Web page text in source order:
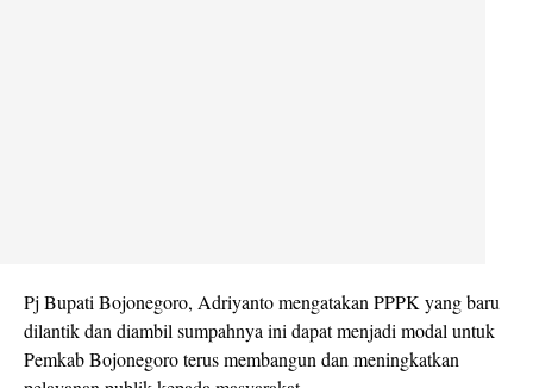
Pj Bupati Bojonegoro, Adriyanto mengatakan PPPK yang baru
dilantik dan diambil sumpahnya ini dapat menjadi modal untuk
Pemkab Bojonegoro terus membangun dan meningkatkan